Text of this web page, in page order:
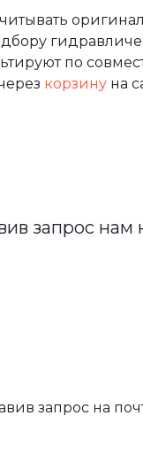
по
корзину на
запрос нам
запрос на